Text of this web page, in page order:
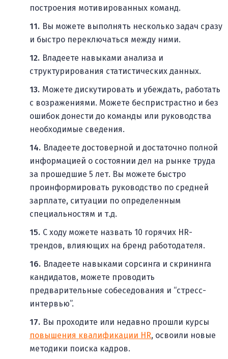
построения мотивированных команд.
Вы можете выполнять несколько задач сразу
и быстро переключаться между ними.
Владеете навыками анализа и
структурирования статистических данных.
Можете дискутировать и убеждать, работать
с возражениями. Можете беспристрастно и без
ошибок донести до команды или руководства
необходимые сведения.
Владеете достоверной и достаточно полной
информацией о состоянии дел на рынке труда
за прошедшие 5 лет. Вы можете быстро
проинформировать руководство по средней
зарплате, ситуации по определенным
специальностям и т.д.
С ходу можете назвать 10 горячих HR-
трендов, влияющих на бренд работодателя.
Владеете навыками сорсинга и скрининга
кандидатов, можете проводить
предварительные собеседования и “стресс-
интервью”.
Вы проходите или недавно прошли курсы
повышения квалификации HR, освоили новые
методики поиска кадров.